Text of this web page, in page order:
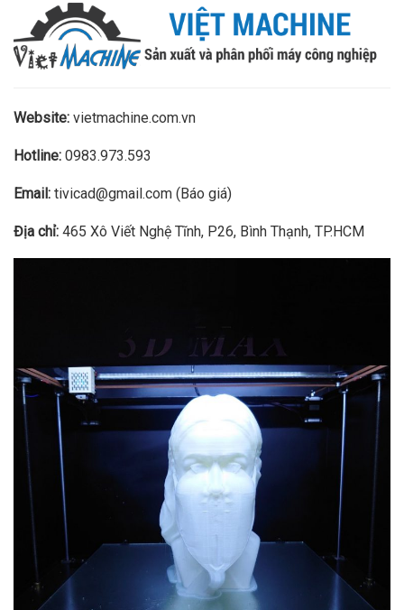
Website: vietmachine.com.vn
Hotline: 0983.973.593
Email: tivicad@gmail.com (Báo giá)
Địa chỉ: 465 Xô Viết Nghệ Tĩnh, P26, Bình Thạnh, TP.HCM